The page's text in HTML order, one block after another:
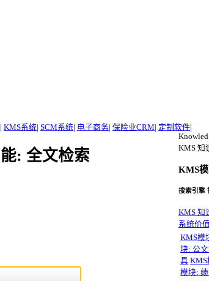
| KMS系统| SCM系统| 电子商务| 保险业CRM| 定制软件|
: 全文检索
KMS 知
KMS
搜索引擎
KMS 知
系统价
KMS模
块: 公
具 KMS
模块: